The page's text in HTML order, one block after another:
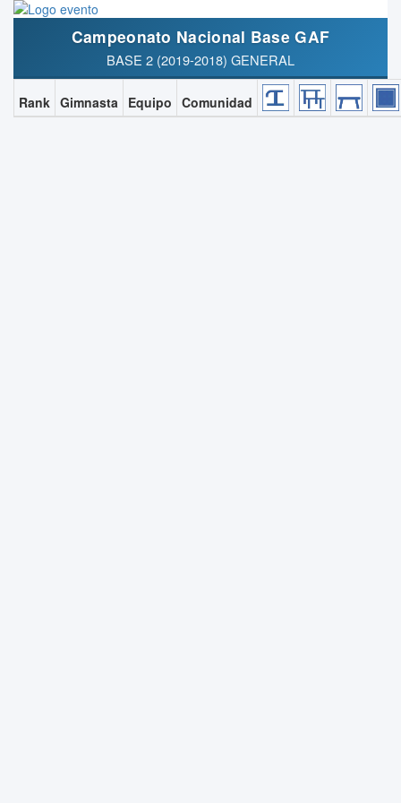
Campeonato Nacional Base GAF
BASE 2 (2019-2018) GENERAL
Rank Gimnasta Equipo Comunidad